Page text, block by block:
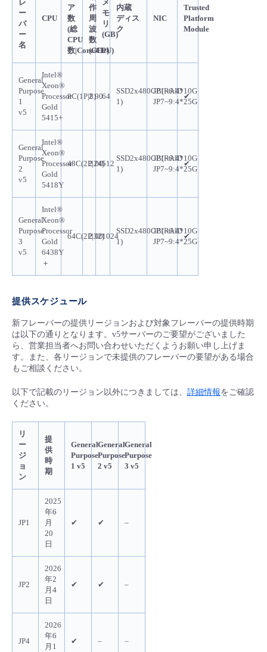
レ
ー
バ
ー
名
CPU
ア
数
(総
CPU
数|Core/CPU)
作
周
波
数
(GHz)
メ
モ
リ
(GB)
内蔵
ディス
ク
NIC
Trusted
Platform
Module
General
Purpose
1
v5
Intel®
Xeon®
Processor
Gold
5415+
8C(1P|8)2.9064
SSD2x480GB(RAID
1)
JP1~6:4*10G
JP7~9:4*25G
✔
General
Purpose
2
v5
Intel®
Xeon®
Processor
Gold
5418Y
48C(2P|24)
2.00512
SSD2x480GB(RAID
1)
JP1~6:4*10G
JP7~9:4*25G
✔
General
Purpose
3
v5
Intel®
Xeon®
Processor
Gold
6438Y
＋
64C(2P|32)
2.001024
SSD2x480GB(RAID
1)
JP1~6:4*10G
JP7~9:4*25G
✔
提供スケジュール
新フレーバーの提供リージョンおよび対象フレーバーの提供時期
は以下の通りとなります。v5サーバーのご要望がございました
ら、営業担当者へお問い合わせいただくようお願い申し上げま
す。また、各リージョンで未提供のフレーバーの要望がある場合
もご相談ください。
以下で記載のリージョン以外につきましては、 詳細情報をご確認
ください。
リ
ー
ジ
ョ
ン
提
供
時
期
General
Purpose
1 v5
General
Purpose
2 v5
General
Purpose
3 v5
JP1
2025
年6
月
20
日
✔ ✔ –
JP2
2026
年2
月4
日
✔ ✔ –
JP4
2026
年6
月1
✔ – –